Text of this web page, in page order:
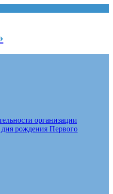
организации
рождения Первого